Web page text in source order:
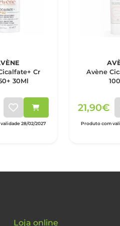
Cr
30Ml
28/02/2027
Avène
21,90€
Produto com
Loja online